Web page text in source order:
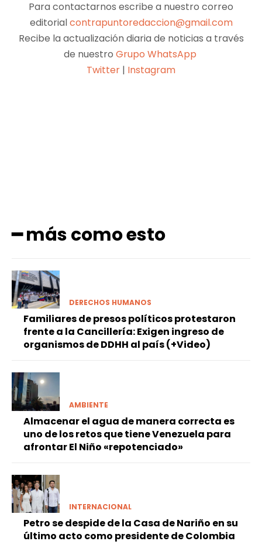
Para contactarnos escribe a nuestro correo
editorialcontrapuntoredaccion@gmail.com
Recibe la actualización diaria de noticias a través
de nuestro Grupo WhatsApp
Twitter | Instagram
━ más como esto
DERECHOS HUMANOS
Familiares de presos políticos protestaron
frente a la Cancillería: Exigen ingreso de
organismos de DDHH al país (+Video)
AMBIENTE
Almacenar el agua de manera correcta es
uno de los retos que tiene Venezuela para
afrontar El Niño «repotenciado»
INTERNACIONAL
Petro se despide de la Casa de Nariño en su
último acto como presidente de Colombia